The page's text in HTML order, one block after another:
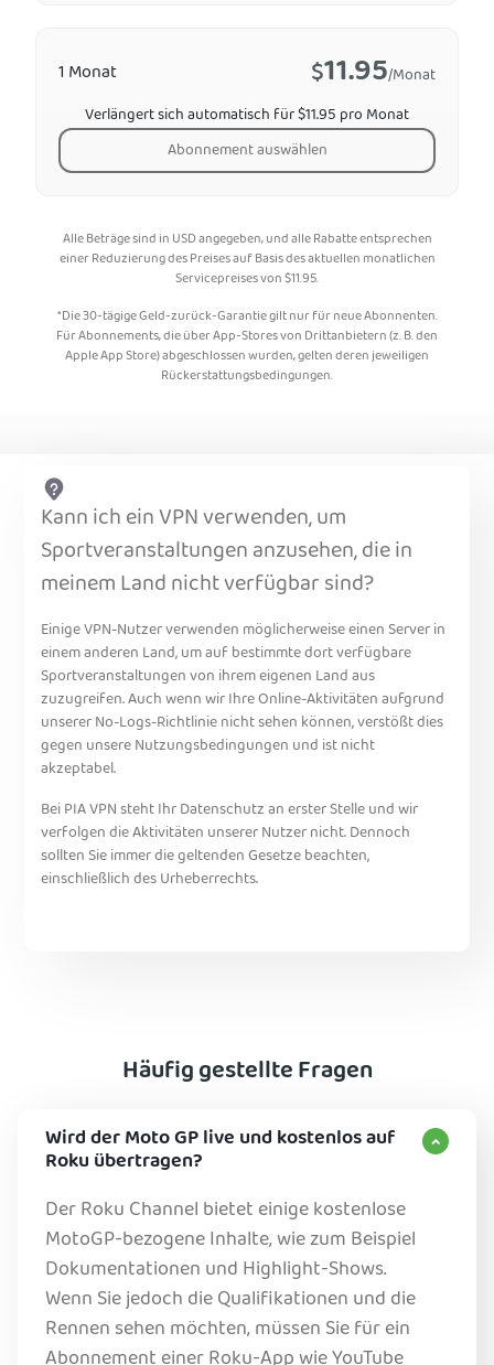
1 Monat $11.95/Monat
Verlängert sich automatisch für $11.95 pro Monat
Abonnement auswählen
Alle Beträge sind in USD angegeben, und alle Rabatte entsprechen
einer Reduzierung des Preises auf Basis des aktuellen monatlichen
Servicepreises von$11.95.
*Die 30-tägige Geld-zurück-Garantie gilt nur für neue Abonnenten.
Für Abonnements, die über App-Stores von Drittanbietern (z. B. den
Apple App Store) abgeschlossen wurden, gelten deren jeweiligen
Rückerstattungsbedingungen.
Kann ich ein VPN verwenden, um
Sportveranstaltungen anzusehen, die in
meinem Land nicht verfügbar sind?
Einige VPN-Nutzer verwenden möglicherweise einen Server in
einem anderen Land, um auf bestimmte dort verfügbare
Sportveranstaltungen von ihrem eigenen Land aus
zuzugreifen. Auch wenn wir Ihre Online-Aktivitäten aufgrund
unserer No-Logs-Richtlinie nicht sehen können, verstößt dies
gegen unsere Nutzungsbedingungen und ist nicht
akzeptabel.
Bei PIA VPN steht Ihr Datenschutz an erster Stelle und wir
verfolgen die Aktivitäten unserer Nutzer nicht. Dennoch
sollten Sie immer die geltenden Gesetze beachten,
einschließlich des Urheberrechts.
Häufig gestellte Fragen
Wird der Moto GP live und kostenlos auf
Roku übertragen?
Der Roku Channel bietet einige kostenlose
MotoGP-bezogene Inhalte, wie zum Beispiel
Dokumentationen und Highlight-Shows.
Wenn Sie jedoch die Qualifikationen und die
Rennen sehen möchten, müssen Sie für ein